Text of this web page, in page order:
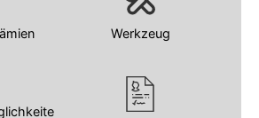
Werkzeug